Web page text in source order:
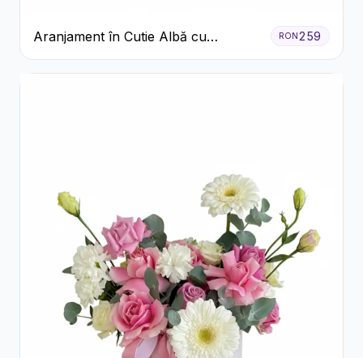
Aranjament în Cutie Albă cu
Trandafiri Roșii și Lisianthus
RON 259